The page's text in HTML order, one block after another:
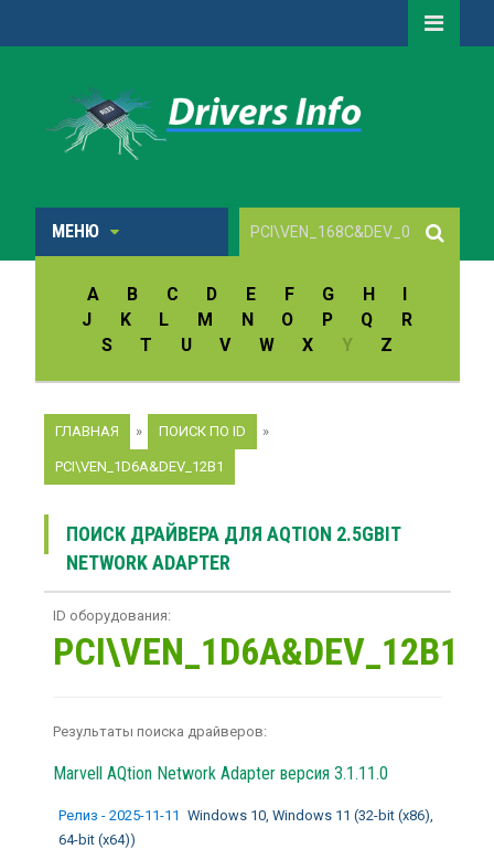
МЕНЮ
A B C D E F G H
I
J
K L M N O P Q
R
S
T U V W X Y Z
ГЛАВНАЯ » ПОИСК ПО ID »
PCI\VEN_1D6A&DEV_12B1
ПОИСК ДРАЙВЕРА ДЛЯ AQTION 2.5GBIT
NETWORK ADAPTER
ID оборудования:
PCI\VEN_1D6A&DEV_12B1
Результаты поиска драйверов:
Marvell AQtion Network Adapterверсия 3.1.11.0
Релиз - 2025-11-11 Windows 10, Windows 11 (32-bit (x86),
64-bit (x64))